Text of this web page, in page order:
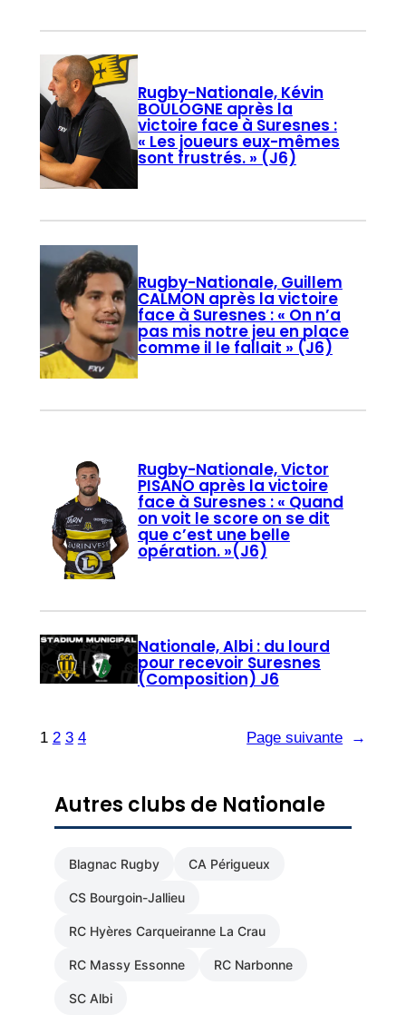
Rugby-Nationale, Kévin
BOULOGNE après la
victoire face à Suresnes :
« Les joueurs eux-mêmes
sont frustrés. » (J6)
Rugby-Nationale, Guillem
CALMON après la victoire
face à Suresnes : « On n’a
pas mis notre jeu en place
comme il le fallait » (J6)
Rugby-Nationale, Victor
PISANO après la victoire
face à Suresnes : « Quand
on voit le score on se dit
que c’est une belle
opération. »(J6)
Nationale, Albi : du lourd
pour recevoir Suresnes
(Composition) J6
1 2 3 4 Page suivante →
Autres clubs de Nationale
Blagnac Rugby CA Périgueux
CS Bourgoin-Jallieu
RC Hyères Carqueiranne La Crau
RC Massy Essonne RC Narbonne
SC Albi